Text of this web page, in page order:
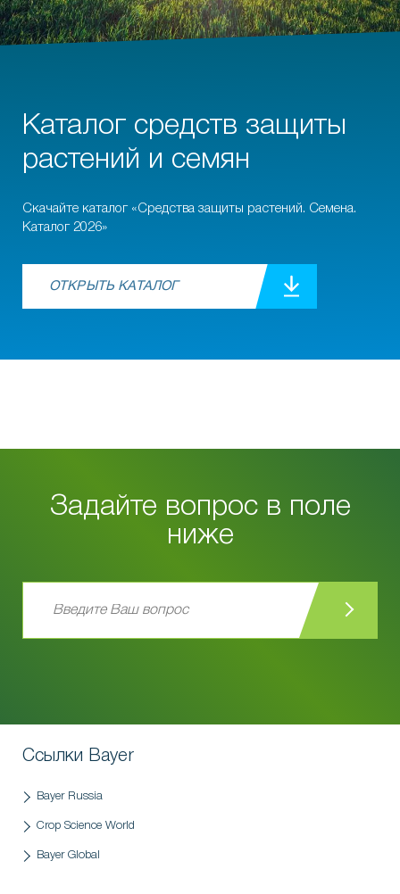
Каталог средств защиты
растений и семян
Скачайте каталог «Средства защиты растений. Семена.
Каталог 2026»
ОТКРЫТЬ КАТАЛОГ
Задайте вопрос в поле
ниже
Ссылки Bayer
Bayer Russia
Crop Science World
Bayer Global